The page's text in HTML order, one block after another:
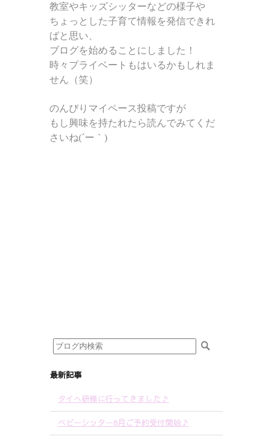
教室やキッズシッターなどの様子や
ちょっとした子育て情報を発信できれ
ばと思い、
ブログを始めることにしました！
時々プライベートもはいるかもしれま
せん（笑）
のんびりマイペース投稿ですが
もし興味を持たれたら読んでみてくだ
さいね(´ー｀)
最新記事
タイへ研修に行ってきました♪
ベビーシッター8月ご予約受付開始♪